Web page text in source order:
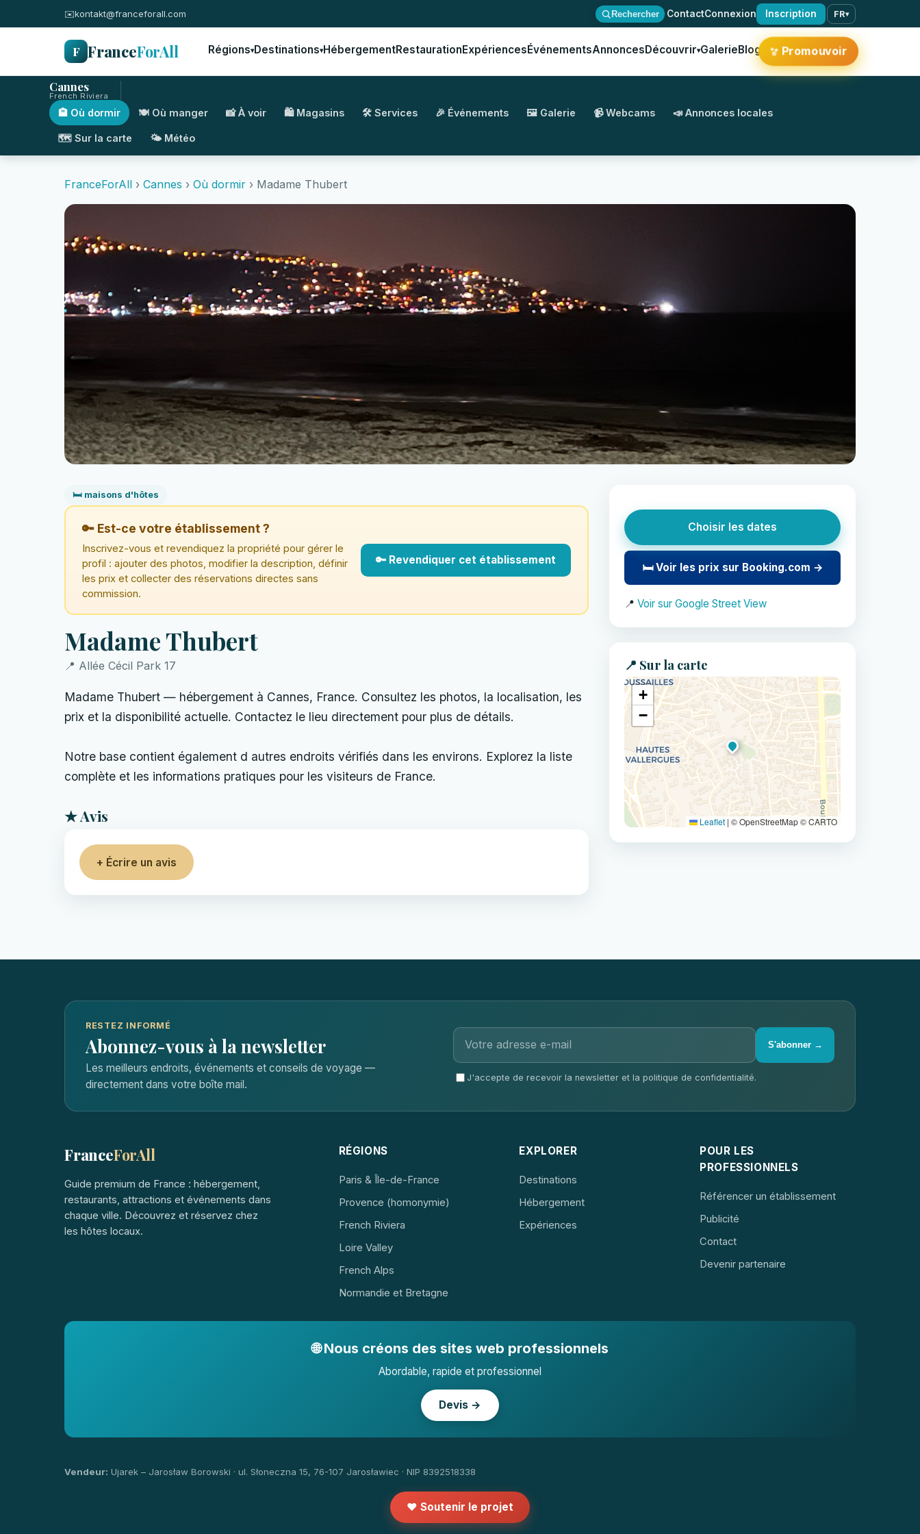
✉️kontakt@franceforall.com Rechercher ·ContactConnexion Inscription FR▾
F FranceForAll Régions▾Destinations▾HébergementRestaurationExpériencesÉvénementsAnnoncesDécouvrir▾GalerieBlog ✨Promouvoir
Cannes
French Riviera
🏨 Où dormir 🍽️ Où manger 📸 À voir 🛍️ Magasins 🛠️ Services 🎉 Événements 🖼️ Galerie 📹 Webcams 📣 Annonces locales
🗺️ Sur la carte 🌤️ Météo
FranceForAll › Cannes › Où dormir › Madame Thubert
🛏️ maisons d'hôtes
🔑 Est-ce votre établissement ?
Inscrivez-vous et revendiquez la propriété pour gérer le
profil : ajouter des photos, modifier la description, définir
les prix et collecter des réservations directes sans
commission.
🔑 Revendiquer cet établissement
Madame Thubert
📍 Allée Cécil Park 17
Madame Thubert — hébergement à Cannes, France. Consultez les photos, la localisation, les
prix et la disponibilité actuelle. Contactez le lieu directement pour plus de détails.
Notre base contient également d autres endroits vérifiés dans les environs. Explorez la liste
complète et les informations pratiques pour les visiteurs de France.
★ Avis
+ Écrire un avis
Choisir les dates
🛏 Voir les prix sur Booking.com →
📍 Voir sur Google Street View
📍 Sur la carte
+
−
Leaflet | © OpenStreetMap © CARTO
RESTEZ INFORMÉ
Abonnez-vous à la newsletter
Les meilleurs endroits, événements et conseils de voyage —
directement dans votre boîte mail.
S'abonner →
J'accepte de recevoir la newsletter et la politique de confidentialité.
FranceForAll
Guide premium de France : hébergement,
restaurants, attractions et événements dans
chaque ville. Découvrez et réservez chez
les hôtes locaux.
RÉGIONS
Paris & Île-de-France
Provence (homonymie)
French Riviera
Loire Valley
French Alps
Normandie et Bretagne
EXPLORER
Destinations
Hébergement
Expériences
POUR LES
PROFESSIONNELS
Référencer un établissement
Publicité
Contact
Devenir partenaire
🌐 Nous créons des sites web professionnels
Abordable, rapide et professionnel
Devis →
Vendeur: Ujarek – Jarosław Borowski · ul. Słoneczna 15, 76-107 Jarosławiec · NIP 8392518338
❤️ Soutenir le projet